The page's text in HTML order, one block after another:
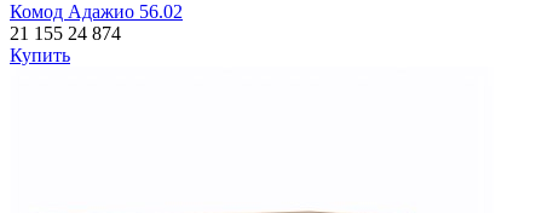
Комод Адажио 56.02
21 155 24 874
Купить